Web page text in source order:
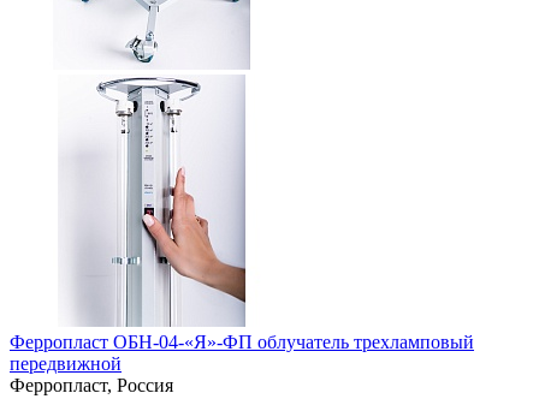
Ферропласт ОБН-04-«Я»-ФП облучатель трехламповый
передвижной
Ферропласт, Россия